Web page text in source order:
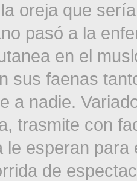
oreja que
pasó a la
en el
sus faenas
a nadie.
trasmite con
le esperan
de